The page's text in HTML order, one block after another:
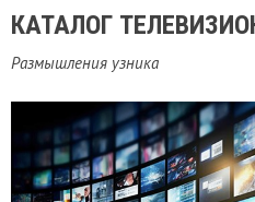
КАТАЛОГ
Размышления узника